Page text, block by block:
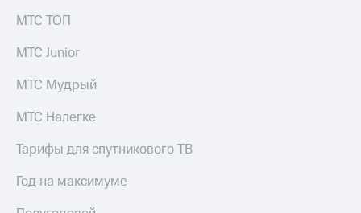
МТС ТОП
МТС Junior
МТС Мудрый
МТС Налегке
Тарифы для спутникового ТВ
Год на максимуме